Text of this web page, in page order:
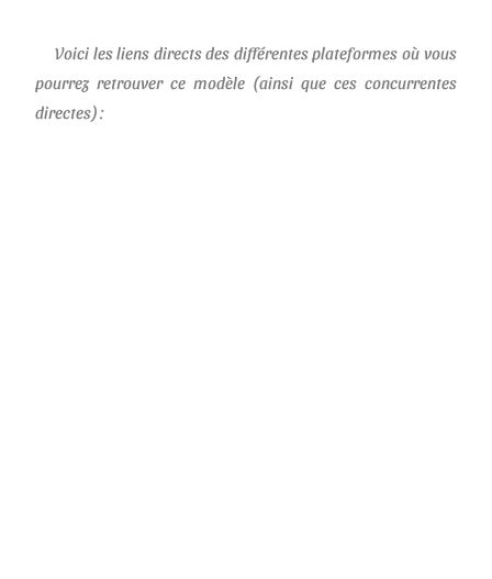
Voici les liens directs des différentes plateformes où vous
pourrez retrouver ce modèle (ainsi que ces concurrentes
directes) :